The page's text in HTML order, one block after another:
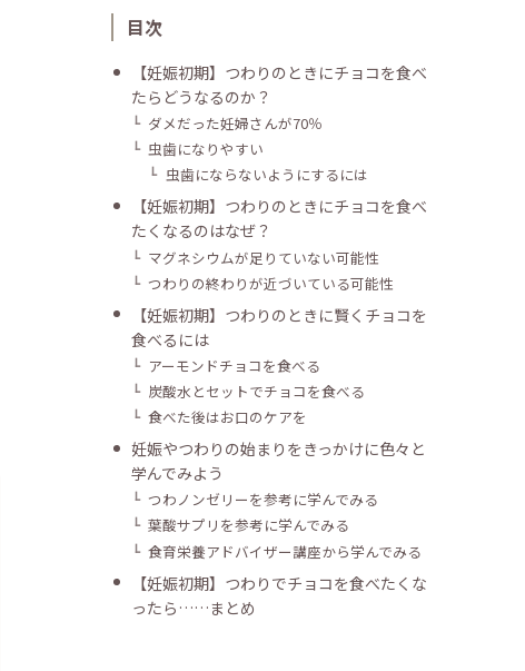
目次
【妊娠初期】つわりのときにチョコを食べ
たらどうなるのか？
ダメだった妊婦さんが70％
虫歯になりやすい
虫歯にならないようにするには
【妊娠初期】つわりのときにチョコを食べ
たくなるのはなぜ？
マグネシウムが足りていない可能性
つわりの終わりが近づいている可能性
【妊娠初期】つわりのときに賢くチョコを
食べるには
アーモンドチョコを食べる
炭酸水とセットでチョコを食べる
食べた後はお口のケアを
妊娠やつわりの始まりをきっかけに色々と
学んでみよう
つわノンゼリーを参考に学んでみる
葉酸サプリを参考に学んでみる
食育栄養アドバイザー講座から学んでみる
【妊娠初期】つわりでチョコを食べたくな
ったら……まとめ